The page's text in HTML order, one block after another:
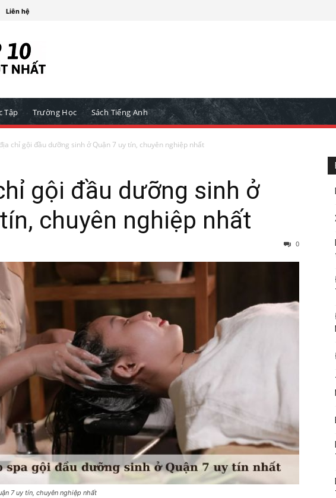
Liên hệ
Tập Trường Học Sách Tiếng Anh
chỉ gội đầu dưỡng sinh ở Quận 7 uy tín, chuyên nghiệp nhất
gội đầu dưỡng sinh ở
chuyên nghiệp nhất
0
7 uy tín, chuyên nghiệp nhất